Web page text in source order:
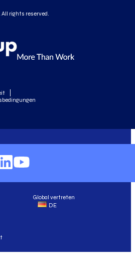
rights reserved.
Global vertreten
DE